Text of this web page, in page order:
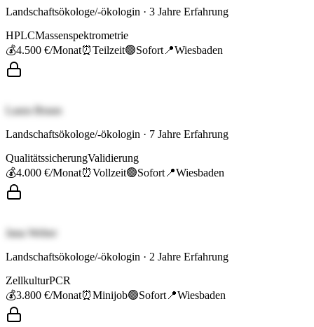
Landschaftsökologe/-ökologin · 3 Jahre Erfahrung
HPLCMassenspektrometrie
💰4.500 €/Monat⏰Teilzeit🟢Sofort 📍Wiesbaden
Laura Braun
Landschaftsökologe/-ökologin · 7 Jahre Erfahrung
QualitätssicherungValidierung
💰4.000 €/Monat⏰Vollzeit🟢Sofort 📍Wiesbaden
Jana Weber
Landschaftsökologe/-ökologin · 2 Jahre Erfahrung
ZellkulturPCR
💰3.800 €/Monat⏰Minijob🟢Sofort 📍Wiesbaden